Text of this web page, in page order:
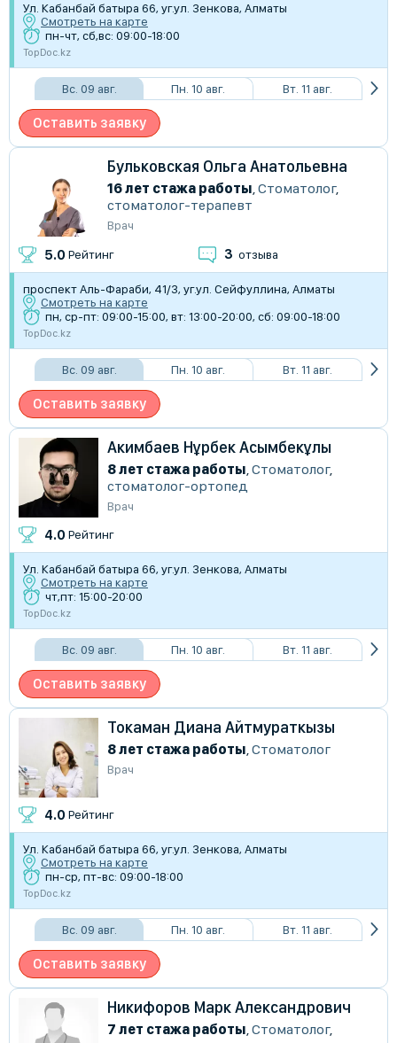
Ул. Кабанбай батыра 66, уг.ул. Зенкова, Алматы
Смотреть на карте
пн-чт, сб,вс: 09:00-18:00
TopDoc.kz
Вс. 09 авг. Пн. 10 авг. Вт. 11 авг.
Оставить заявку
Бульковская Ольга Анатольевна
16 лет стажа работы,Стоматолог,
стоматолог-терапевт
Врач
5.0 Рейтинг 3 отзыва
​проспект Аль-Фараби, 41/3, уг.ул. Сейфуллина, Алматы
Смотреть на карте
пн, ср-пт: 09:00-15:00, вт: 13:00-20:00, сб: 09:00-18:00
TopDoc.kz
Вс. 09 авг. Пн. 10 авг. Вт. 11 авг.
Оставить заявку
Акимбаев Нұрбек Асымбекұлы
8 лет стажа работы,Стоматолог,
стоматолог-ортопед
Врач
4.0 Рейтинг
Ул. Кабанбай батыра 66, уг.ул. Зенкова, Алматы
Смотреть на карте
чт,пт: 15:00-20:00
TopDoc.kz
Вс. 09 авг. Пн. 10 авг. Вт. 11 авг.
Оставить заявку
Токаман Диана Айтмураткызы
8 лет стажа работы,Стоматолог
Врач
4.0 Рейтинг
Ул. Кабанбай батыра 66, уг.ул. Зенкова, Алматы
Смотреть на карте
пн-ср, пт-вс: 09:00-18:00
TopDoc.kz
Вс. 09 авг. Пн. 10 авг. Вт. 11 авг.
Оставить заявку
Никифоров Марк Александрович
7 лет стажа работы,Стоматолог,